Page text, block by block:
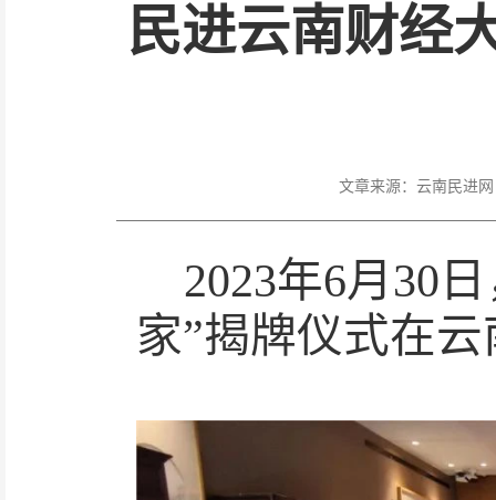
民进云南财经
文章来源： 云南民进网
2023年6月30
家”揭牌仪式在